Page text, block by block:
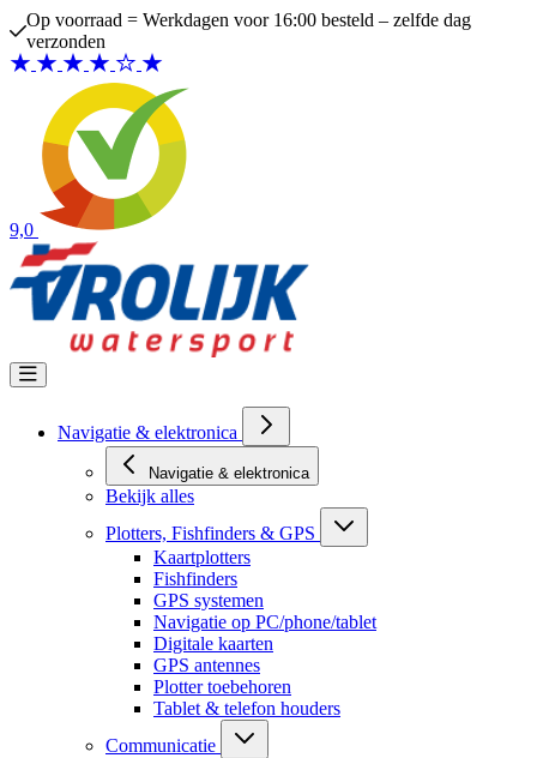
Ga naar de inhoud
Op voorraad = Werkdagen voor 16:00 besteld – zelfde dag
verzonden
9,0
Navigatie & elektronica
Navigatie & elektronica
Bekijk alles
Plotters, Fishfinders & GPS
Kaartplotters
Fishfinders
GPS systemen
Navigatie op PC/phone/tablet
Digitale kaarten
GPS antennes
Plotter toebehoren
Tablet & telefon houders
Communicatie